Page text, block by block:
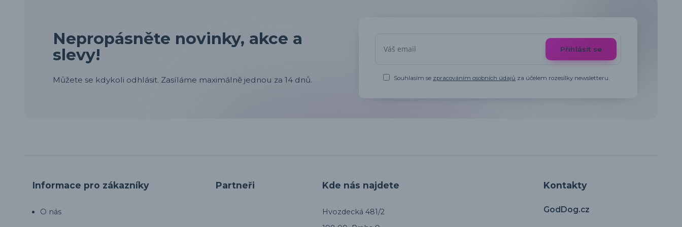
Nepropásněte novinky, akce a
slevy!
Můžete se kdykoli odhlásit. Zasíláme maximálně jednou za 14 dnů.
Přihlásit se
Souhlasím se zpracováním osobních údajů za účelem rozesílky newsletteru.
Informace pro zákazníky
O nás
Partneři Kde nás najdete
Hvozdecká 481/2
Kontakty
GodDog.cz